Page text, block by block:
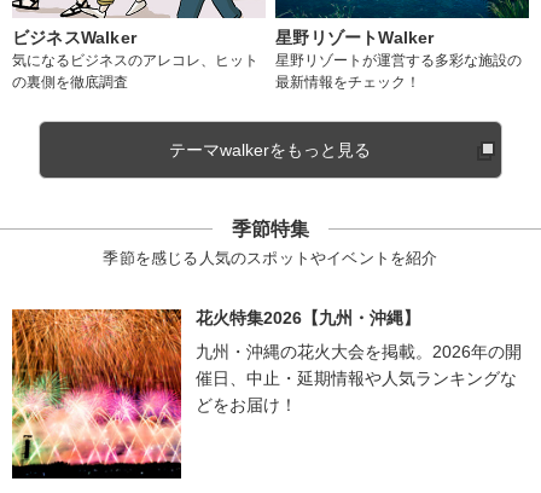
ビジネスWalker
気になるビジネスのアレコレ、ヒット
の裏側を徹底調査
星野リゾートWalker
星野リゾートが運営する多彩な施設の
最新情報をチェック！
テーマwalkerをもっと見る
季節特集
季節を感じる人気のスポットやイベントを紹介
花火特集2026【九州・沖縄】
九州・沖縄の花火大会を掲載。2026年の開
催日、中止・延期情報や人気ランキングな
どをお届け！